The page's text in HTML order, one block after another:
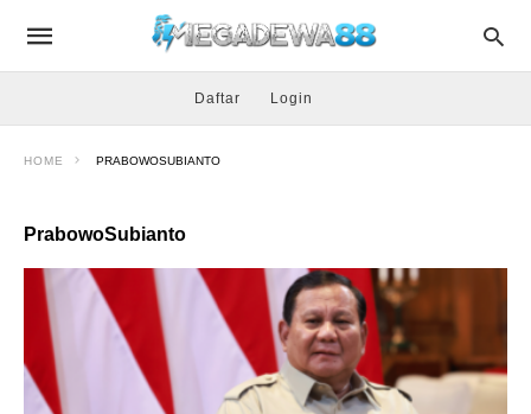
Daftar Login
HOME PRABOWOSUBIANTO
PrabowoSubianto